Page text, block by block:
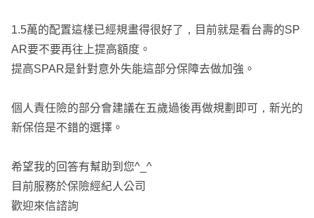
1.5萬的配置這樣已經規畫得很好了，目前就是看台壽的SP
AR要不要再往上提高額度。
提高SPAR是針對意外失能這部分保障去做加強。
個人責任險的部分會建議在五歲過後再做規劃即可，新光的
新保倍是不錯的選擇。
希望我的回答有幫助到您^_^
目前服務於保險經紀人公司
歡迎來信諮詢